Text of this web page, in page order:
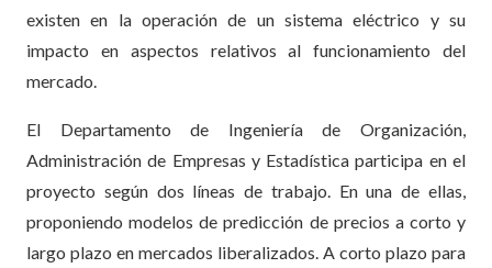
existen en la operación de un sistema eléctrico y su
impacto en aspectos relativos al funcionamiento del
mercado.
El Departamento de Ingeniería de Organización,
Administración de Empresas y Estadística participa en el
proyecto según dos líneas de trabajo. En una de ellas,
proponiendo modelos de predicción de precios a corto y
largo plazo en mercados liberalizados. A corto plazo para